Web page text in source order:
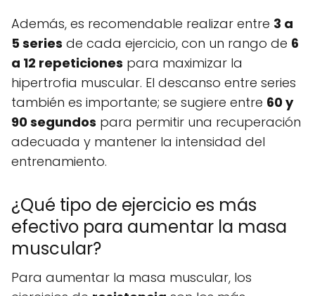
Además, es recomendable realizar entre 3 a
5 series de cada ejercicio, con un rango de 6
a 12 repeticiones para maximizar la
hipertrofia muscular. El descanso entre series
también es importante; se sugiere entre 60 y
90 segundos para permitir una recuperación
adecuada y mantener la intensidad del
entrenamiento.
¿Qué tipo de ejercicio es más
efectivo para aumentar la masa
muscular?
Para aumentar la masa muscular, los